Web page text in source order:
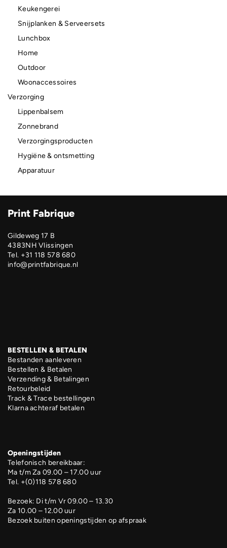
Keukengerei
Snijplanken & Serveersets
Lunchbox
Home
Outdoor
Woonaccessoires
Verzorging
Lippenbalsem
Zonnebrand
Verzorgingsproducten
Hygiëne & ontsmetting
Apparatuur
Print Fabrique
Gildeweg 17 B
4383NH Vlissingen
Tel. +31 118 578 680
info@printfabrique.nl
BESTELLEN & BETALEN
Bestanden aanleveren
Bestellen & Betalen
Verzending & Betalingen
Retourbeleid
Track & Trace bestellingen
Klarna achteraf betalen
Openingstijden
Telefonisch bereikbaar:
Ma t/m Za 09.00 – 17.00 uur
Tel. +(0)118 578 680
Bezoek: Di t/m Vr 09.00 – 13.30
Za 10.00 – 12.00 uur
Bezoek buiten openingstijden op afspraak